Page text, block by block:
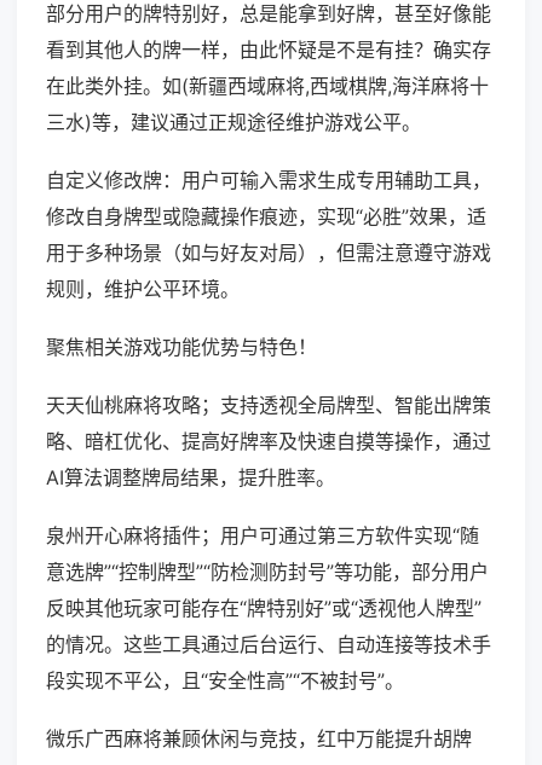
部分用户的牌特别好，总是能拿到好牌，甚至好像能
看到其他人的牌一样，由此怀疑是不是有挂？确实存
在此类外挂。如(新疆西域麻将,西域棋牌,海洋麻将十
三水)等，建议通过正规途径维护游戏公平。
自定义修改牌：用户可输入需求生成专用辅助工具，
修改自身牌型或隐藏操作痕迹，实现“必胜”效果，适
用于多种场景（如与好友对局），但需注意遵守游戏
规则，维护公平环境。
聚焦相关游戏功能优势与特色！
天天仙桃麻将攻略；支持透视全局牌型、智能出牌策
略、暗杠优化、提高好牌率及快速自摸等操作，通过
AI算法调整牌局结果，提升胜率。
泉州开心麻将插件；用户可通过第三方软件实现“随
意选牌”“控制牌型”“防检测防封号”等功能，部分用户
反映其他玩家可能存在“牌特别好”或“透视他人牌型”
的情况。这些工具通过后台运行、自动连接等技术手
段实现不平公，且“安全性高”“不被封号”。
微乐广西麻将兼顾休闲与竞技，红中万能提升胡牌